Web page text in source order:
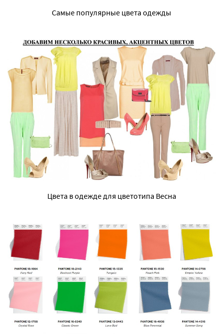
Самые популярные цвета одежды
Цвета в одежде для цветотипа Весна